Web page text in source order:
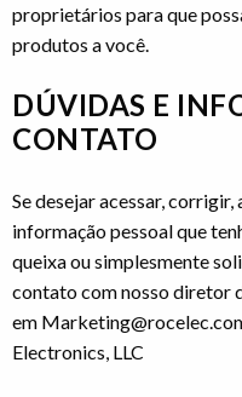
proprietários para que
produtos a você.
DÚVIDAS E
CONTATO
Se desejar acessar,
informação pessoal que
queixa ou simplesmente
contato com nosso diretor
em
Electronics, LLC